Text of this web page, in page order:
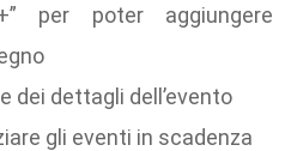
per poter aggiungere
dei dettagli dell’evento
gli eventi in scadenza